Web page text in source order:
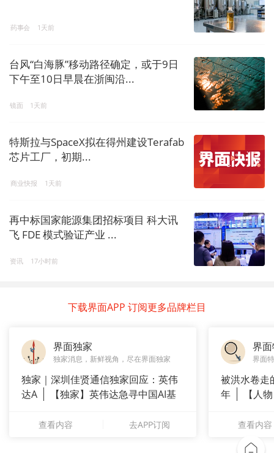
药事会 1天前
台风“白海豚”移动路径确定，或于9日
下午至10日早晨在浙闽沿...
镜面 1天前
特斯拉与SpaceX拟在得州建设Terafab
芯片工厂，初期...
商业快报 1天前
再中标国家能源集团招标项目 科大讯
飞 FDE 模式验证产业 ...
资讯 17小时前
下载界面APP 订阅更多品牌栏目
界面独家
独家消息，新鲜视角，尽在界面独家
独家｜深圳佳贤通信独家回应：英伟
达A
【独家】英伟达急寻中国AI基
查看内容 去APP订阅
界
界面
被洪水卷走
年
【人
查看内容